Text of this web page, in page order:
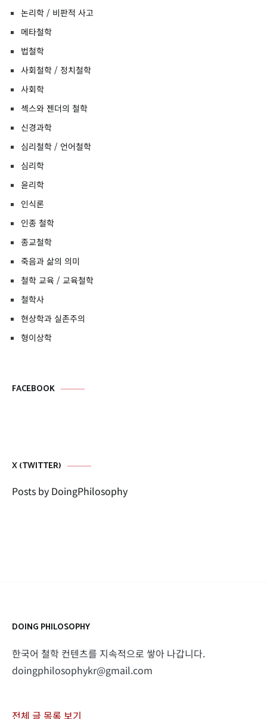
논리학 / 비판적 사고
메타철학
법철학
사회철학 / 정치철학
사회학
섹스와 젠더의 철학
신경과학
심리철학 / 언어철학
심리학
윤리학
인식론
인종 철학
종교철학
죽음과 삶의 의미
철학 교육 / 교육철학
철학사
현상학과 실존주의
형이상학
FACEBOOK
X (TWITTER)
Posts by DoingPhilosophy
DOING PHILOSOPHY
한국어 철학 컨텐츠를 지속적으로 쌓아 나갑니다.
doingphilosophykr@gmail.com
전체 글 목록 보기